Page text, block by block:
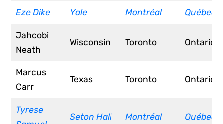
Eze Dike Yale Montréal Québec
Jahcobi
Neath
Wisconsin Toronto Ontario
Marcus
Carr
Texas Toronto Ontario
Tyrese
Seton Hall Montréal Québec